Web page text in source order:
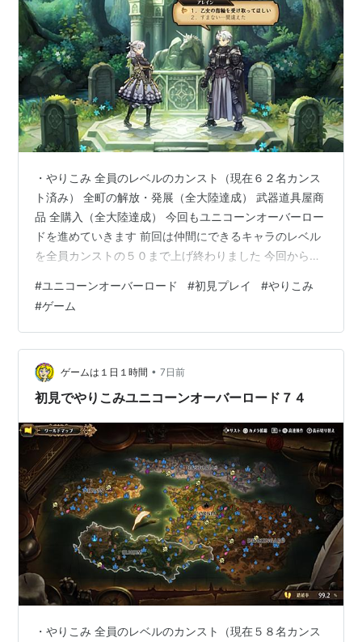
・やりこみ 全員のレベルのカンスト（現在６２名カンス
ト済み） 全町の解放・発展（全大陸達成） 武器道具屋商
品 全購入（全大陸達成） 今回もユニコーンオーバーロー
ドを進めていきます 前回は仲間にできるキャラのレベル
を全員カンストの５０まで上げ終わりました 今回からは
いきます なんと、指輪を解放するためにカップルになる
相手が必要ということなようです・・・
#ユニコーンオーバーロード #初見プレイ #やりこみ
#ゲーム
ゲームは１日１時間 • 7日前
初見でやりこみユニコーンオーバーロード７４
・やりこみ 全員のレベルのカンスト（現在５８名カンス